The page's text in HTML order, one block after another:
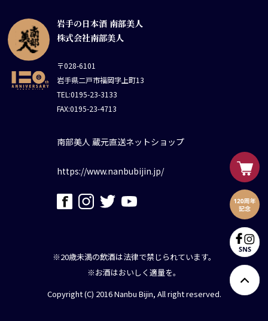
岩手の日本酒 南部美人
株式会社南部美人
〒028-6101
岩手県二戸市福岡字上町13
TEL:0195-23-3133
FAX:0195-23-4713
南部美人 蔵元直送ネットショップ
https://www.nanbubijin.jp/
※20歳未満の飲酒は法律で禁じられています。
※お酒はおいしく適量を。
Copyright (C) 2016 Nanbu Bijin, All right reserved.